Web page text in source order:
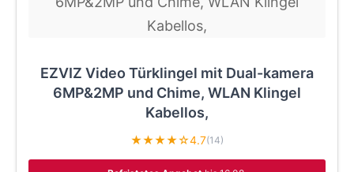
EZVIZ Video Türklingel mit Dual-kamera
6MP&2MP und Chime, WLAN Klingel
Kabellos,
★★★★☆4.7(14)